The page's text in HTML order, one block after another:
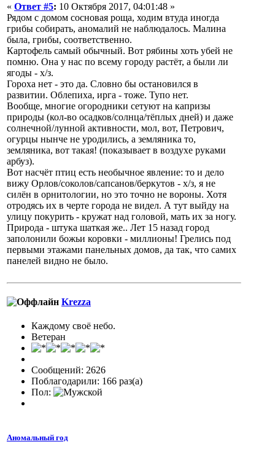
« Ответ #5: 10 Октября 2017, 04:01:48 »
Рядом с домом сосновая роща, ходим втуда иногда
грибы собирать, аномалий не наблюдалось. Малина
была, грибы, соответственно.
Картофель самый обычный. Вот рябины хоть убей не
помню. Она у нас по всему городу растёт, а были ли
ягоды - х/з.
Гороха нет - это да. Словно бы остановился в
развитии. Облепиха, ирга - тоже. Тупо нет.
Вообще, многие огородники сетуют на капризы
природы (кол-во осадков/солнца/тёплых дней) и даже
солнечной/лунной активности, мол, вот, Петрович,
огурцы нынче не уродились, а земляника то,
земляника, вот такая! (показывает в воздухе руками
арбуз).
Вот насчёт птиц есть необычное явление: то и дело
вижу Орлов/соколов/сапсанов/беркутов - х/з, я не
силён в орнитологии, но это точно не вороны. Хотя
отродясь их в черте города не видел. А тут выйду на
улицу покурить - кружат над головой, мать их за ногу.
Природа - штука шаткая же.. Лет 15 назад город
заполонили божьи коровки - миллионы! Грелись под
первыми этажами панельных домов, да так, что самих
панелей видно не было.
Krezza
Каждому своё небо.
Ветеран
Сообщений: 2626
Поблагодарили: 166 раз(а)
Пол:
Аномальный год